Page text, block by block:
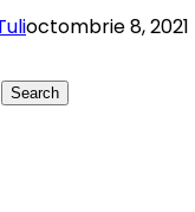
octombrie 8, 2021
Search